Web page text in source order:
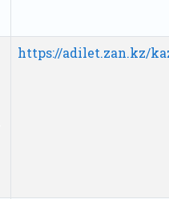
https://adilet.zan.kz/